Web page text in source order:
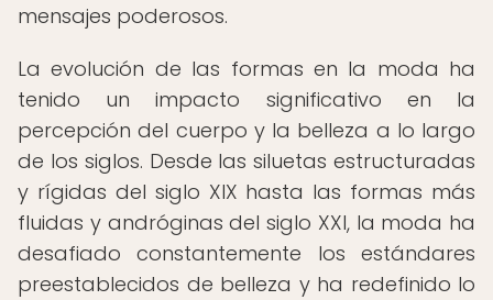
mensajes poderosos.
La evolución de las formas en la moda ha
tenido un impacto significativo en la
percepción del cuerpo y la belleza a lo largo
de los siglos. Desde las siluetas estructuradas
y rígidas del siglo XIX hasta las formas más
fluidas y andróginas del siglo XXI, la moda ha
desafiado constantemente los estándares
preestablecidos de belleza y ha redefinido lo